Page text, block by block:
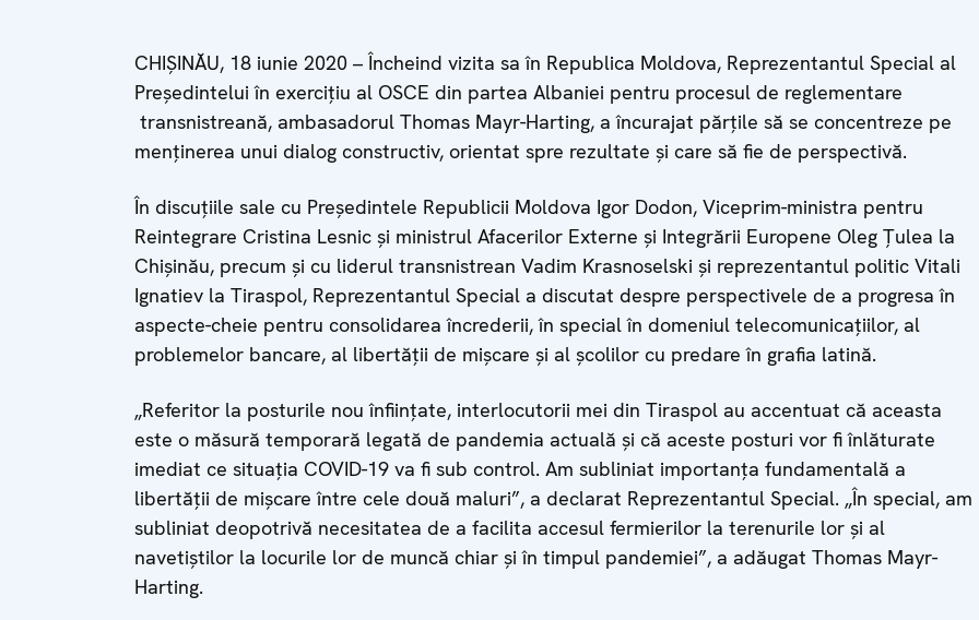
CHIȘINĂU, 18 iunie 2020 – Încheind vizita sa în Republica Moldova, Reprezentantul Special al
Președintelui în exercițiu al OSCE din partea Albaniei pentru procesul de reglementare
transnistreană, ambasadorul Thomas Mayr-Harting, a încurajat părțile să se concentreze pe
menținerea unui dialog constructiv, orientat spre rezultate și care să fie de perspectivă.
În discuțiile sale cu Președintele Republicii Moldova Igor Dodon, Viceprim-ministra pentru
Reintegrare Cristina Lesnic și ministrul Afacerilor Externe și Integrării Europene Oleg Țulea la
Chișinău, precum și cu liderul transnistrean Vadim Krasnoselski și reprezentantul politic Vitali
Ignatiev la Tiraspol, Reprezentantul Special a discutat despre perspectivele de a progresa în
aspecte-cheie pentru consolidarea încrederii, în special în domeniul telecomunicațiilor, al
problemelor bancare, al libertății de mișcare și al școlilor cu predare în grafia latină.
„Referitor la posturile nou înființate, interlocutorii mei din Tiraspol au accentuat că aceasta
este o măsură temporară legată de pandemia actuală și că aceste posturi vor fi înlăturate
imediat ce situația COVID-19 va fi sub control. Am subliniat importanța fundamentală a
libertății de mișcare între cele două maluri”, a declarat Reprezentantul Special. „În special, am
subliniat deopotrivă necesitatea de a facilita accesul fermierilor la terenurile lor și al
navetiștilor la locurile lor de muncă chiar și în timpul pandemiei”, a adăugat Thomas Mayr-
Harting.